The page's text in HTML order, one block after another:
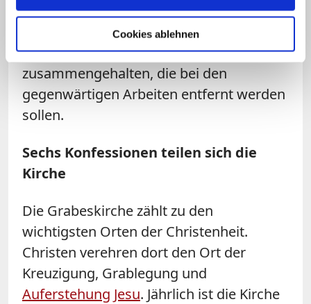
Cookies ablehnen
Um die Ädikula vor einem möglichen
Einsturz zu bewahren, werden ihre
Mauern seit 1947 mit Metallklammern
zusammengehalten, die bei den
gegenwärtigen Arbeiten entfernt werden
sollen.
Sechs Konfessionen teilen sich die
Kirche
Die Grabeskirchezählt zu den
wichtigsten Orten der Christenheit.
Christen verehren dort den Ort der
Kreuzigung, Grablegung und
Auferstehung Jesu. Jährlich ist die Kirche